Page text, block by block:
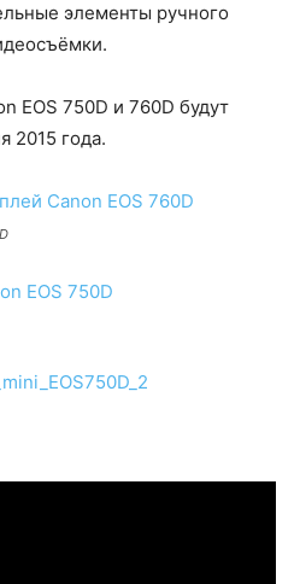
элементы ручного
EOS 750D и 760D будут
2015 года.